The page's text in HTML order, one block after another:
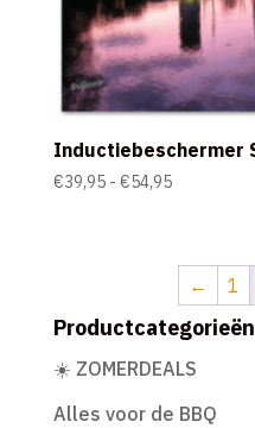
Inductiebeschermer
€39,95 - €54,95Prijsklasse:
€54,95
← 1
Productcategorieën
☀️ ZOMERDEALS
Alles voor de BBQ